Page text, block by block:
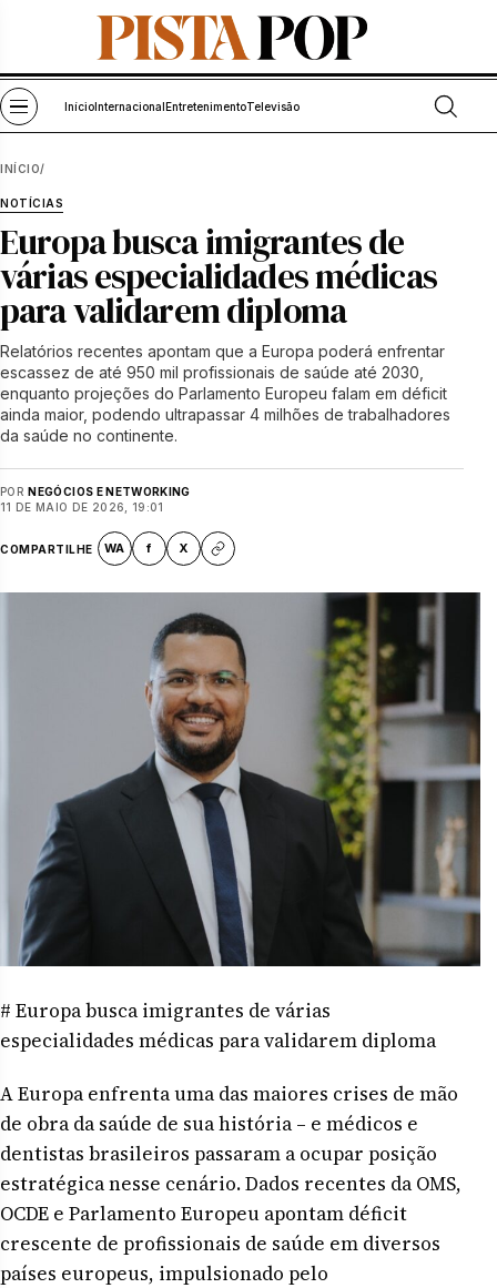
Pular para o conteúdo
Abrir menu
Início Internacional EntretenimentoTelevisão Abrir
INÍCIO/
NOTÍCIAS
Europa busca imigrantes de
várias especialidades médicas
para validarem diploma
Relatórios recentes apontam que a Europa poderá enfrentar
escassez de até 950 mil profissionais de saúde até 2030,
enquanto projeções do Parlamento Europeu falam em déficit
ainda maior, podendo ultrapassar 4 milhões de trabalhadores
da saúde no continente.
POR NEGÓCIOS E NETWORKING
11 DE MAIO DE 2026, 19:01
COMPARTILHE WA f X
# Europa busca imigrantes de várias
especialidades médicas para validarem diploma
A Europa enfrenta uma das maiores crises de mão
de obra da saúde de sua história – e médicos e
dentistas brasileiros passaram a ocupar posição
estratégica nesse cenário. Dados recentes da OMS,
OCDE e Parlamento Europeu apontam déficit
crescente de profissionais de saúde em diversos
países europeus, impulsionado pelo